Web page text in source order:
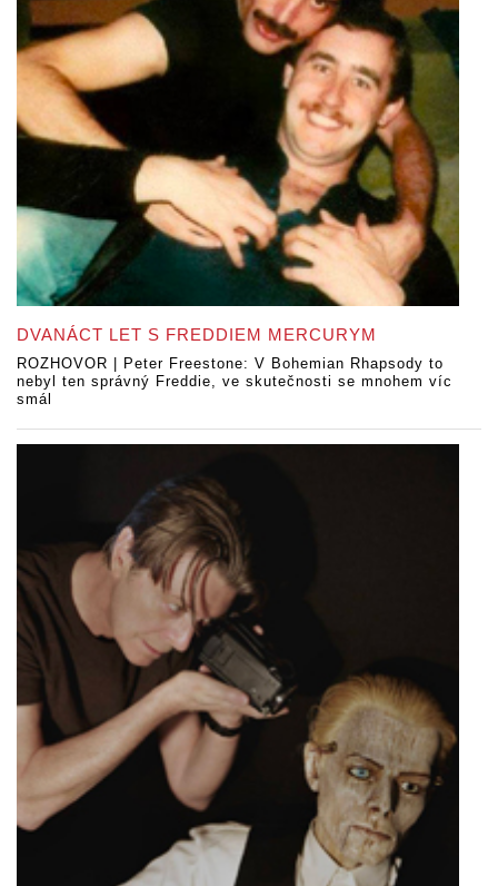
DVANÁCT LET S FREDDIEM MERCURYM
ROZHOVOR | Peter Freestone: V Bohemian Rhapsody to
nebyl ten správný Freddie, ve skutečnosti se mnohem víc
smál